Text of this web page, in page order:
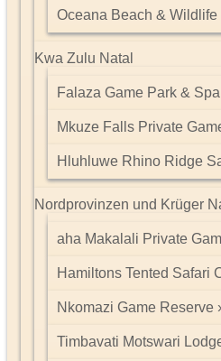
Oceana Beach & Wildlife
Kwa Zulu Natal
Falaza Game Park & Spa
Mkuze Falls Private
Hluhluwe Rhino Ridge
Nordprovinzen und Krüger
aha Makalali Private
Hamiltons Tented Safari
Nkomazi Game Reserve
Timbavati Motswari